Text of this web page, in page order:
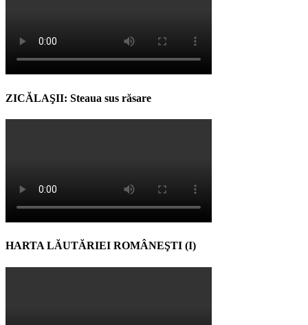
ZICĂLAŞII: Steaua sus răsare
HARTA LĂUTĂRIEI ROMÂNEŞTI (I)